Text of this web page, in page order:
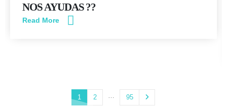
NOS AYUDAS ??
Read More
1 2 … 95